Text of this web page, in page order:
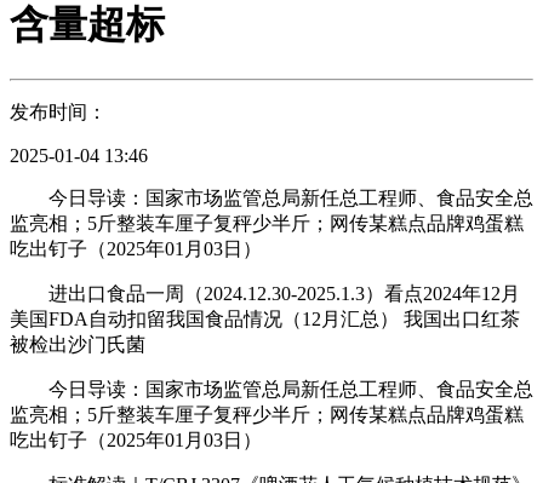
含量超标
发布时间：
2025-01-04 13:46
今日导读：国家市场监管总局新任总工程师、食品安全总
监亮相；5斤整装车厘子复秤少半斤；网传某糕点品牌鸡蛋糕
吃出钉子（2025年01月03日）
进出口食品一周（2024.12.30-2025.1.3）看点2024年12月
美国FDA自动扣留我国食品情况（12月汇总） 我国出口红茶
被检出沙门氏菌
今日导读：国家市场监管总局新任总工程师、食品安全总
监亮相；5斤整装车厘子复秤少半斤；网传某糕点品牌鸡蛋糕
吃出钉子（2025年01月03日）